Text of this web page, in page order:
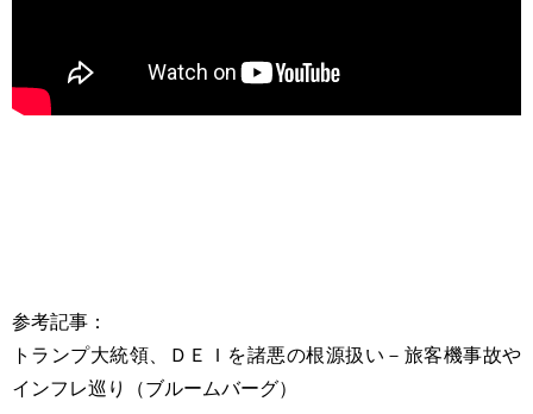
参考記事：
トランプ大統領、ＤＥＩを諸悪の根源扱い－旅客機事故や
インフレ巡り（ブルームバーグ）